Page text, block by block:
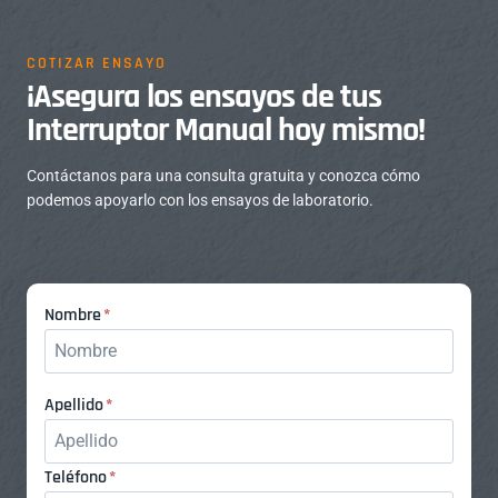
COTIZAR ENSAYO
¡Asegura los ensayos de tus
Interruptor Manual hoy mismo!
Contáctanos para una consulta gratuita y conozca cómo
podemos apoyarlo con los ensayos de laboratorio.
Nombre*
N
m
b
r
Apellido*
A
e
l
Teléfono*
T